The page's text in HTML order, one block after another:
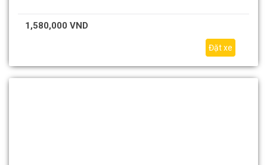
1,580,000 VND
Đặt xe